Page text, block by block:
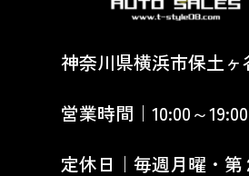
神奈川県横浜市保土ヶ
営業時間｜10:00～19:00
定休日｜毎週月曜・